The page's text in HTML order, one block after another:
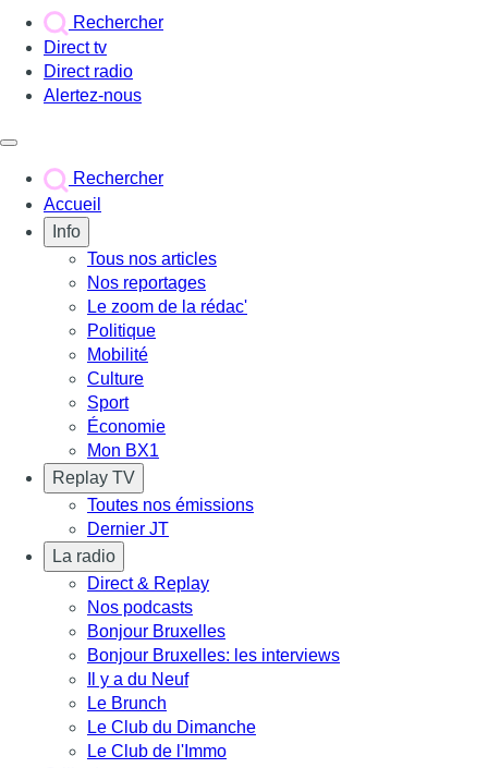
Rechercher
Direct tv
Direct radio
Alertez-nous
Rechercher
Accueil
Info
Tous nos articles
Nos reportages
Le zoom de la rédac'
Politique
Mobilité
Culture
Sport
Économie
Mon BX1
Replay TV
Toutes nos émissions
Dernier JT
La radio
Direct & Replay
Nos podcasts
Bonjour Bruxelles
Bonjour Bruxelles: les interviews
Il y a du Neuf
Le Brunch
Le Club du Dimanche
Le Club de l'Immo